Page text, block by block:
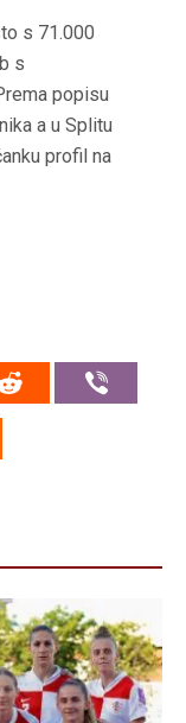
s 71.000
s
popisu
a u Splitu
profil na